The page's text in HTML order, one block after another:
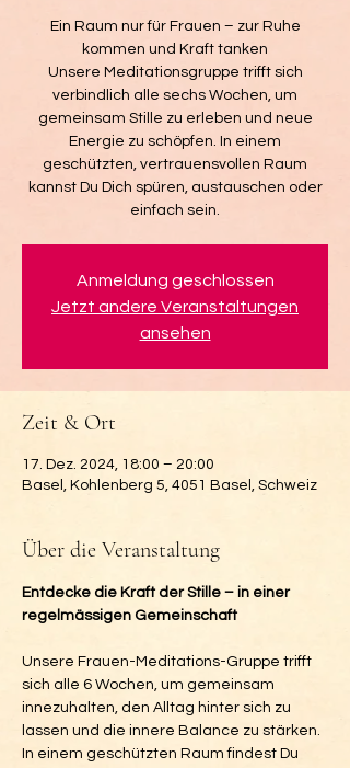
Ein Raum nur für Frauen – zur Ruhe
kommen und Kraft tanken
Unsere Meditationsgruppe trifft sich
verbindlich alle sechs Wochen, um
gemeinsam Stille zu erleben und neue
Energie zu schöpfen. In einem
geschützten, vertrauensvollen Raum
kannst Du Dich spüren, austauschen oder
einfach sein.
Anmeldung geschlossen
Jetzt andere Veranstaltungen
ansehen
Zeit & Ort
17. Dez. 2024, 18:00 – 20:00
Basel, Kohlenberg 5, 4051 Basel, Schweiz
Über die Veranstaltung
Entdecke die Kraft der Stille – in einer
regelmässigen Gemeinschaft
Unsere Frauen-Meditations-Gruppe trifft
sich alle 6 Wochen, um gemeinsam
innezuhalten, den Alltag hinter sich zu
lassen und die innere Balance zu stärken.
In einem geschützten Raum findest Du